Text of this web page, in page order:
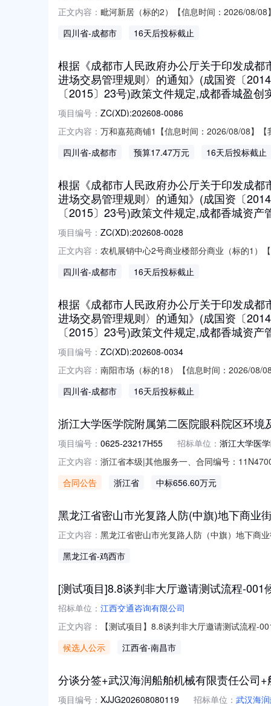
正文内容： 毗河新居（标的2）【信息时间：2026/08/
（成国资发〔2015〕23号）政策文件规定，
四川省-成都市 16天后投标截止
根据《成都市人民政府办公厅关于印发成
进场交易管理规则〉的通知》(成国资〔
〔2015〕23号)政策文件规定,成都香城盈
项目编号： ZC(XD):202608-0086
正文内容： 万和嘉苑商铺1【信息时间：2026/08/08】
资发〔2015〕23号）政策文件规定，成都香
四川省-成都市 预算17.47万元 16天后投标截止
根据《成都市人民政府办公厅关于印发成
进场交易管理规则〉的通知》(成国资〔
〔2015〕23号)政策文件规定,成都香城资
项目编号： ZC(XD):202608-0028
正文内容： 农机展销中心2号商业楼部分商业（标的1）
管理规则〉部分条款的通知》（成国资发〔
四川省-成都市 16天后投标截止
根据《成都市人民政府办公厅关于印发成
进场交易管理规则〉的通知》(成国资〔
〔2015〕23号)政策文件规定,成都香城资
项目编号： ZC(XD):202608-0034
正文内容： 南阳市场（标的18）【信息时间：2026/08/
（成国资发〔2015〕23号）政策文件规定，
四川省-成都市 16天后投标截止
浙江大学医学院附属第二医院眼科院区环境
项目编号： 0625-23217H55 招标单位： 浙江大学医
正文内容： 浙江省本级|其他服务一、合同编号：
应商（乙方）：江苏开元物业服务有限公
合同公告 浙江省 中标656.60万元
黑龙江省密山市光复路人防(中旗)地下商业
正文内容： 黑龙江省密山市光复路人防（中旗）地下商
用途为商服。
黑龙江省-鸡西市
[测试项目]8.8谈判非大厅邀请测试流程-001
招标单位： 江西交通咨询有限公司
正文内容：
【测试项目】8.8谈判非大厅邀请测试流程-
候选人公示
江西省-南昌市
分谈分签+武汉海润船舶机械有限责任公司
项目编号： XJJG202608080119 招标单位： 武汉海